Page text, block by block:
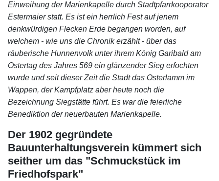
Einweihung der Marienkapelle durch Stadtpfarrkooporator
Estermaier statt. Es ist ein herrlich Fest auf jenem
denkwürdigen Flecken Erde begangen worden, auf
welchem - wie uns die Chronik erzählt - über das
räuberische Hunnenvolk unter ihrem König Garibald am
Ostertag des Jahres 569 ein glänzender Sieg erfochten
wurde und seit dieser Zeit die Stadt das Osterlamm im
Wappen, der Kampfplatz aber heute noch die
Bezeichnung Siegstätte führt. Es war die feierliche
Benediktion der neuerbauten Marienkapelle.
Der 1902 gegründete
Bauunterhaltungsverein kümmert sich
seither um das "Schmuckstück im
Friedhofspark"